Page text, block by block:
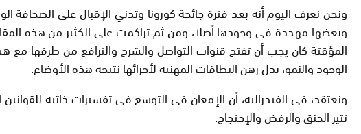
ونحن نعرف اليوم أنه بعد فترة جائحة كورونا وتدني الإقبال على
وبعضها مهددة في وجودها أصلا، ومن ثم تراكمت على الكثير من هذه
المؤقتة كان يجب أن تفتح قنوات التواصل والشرح والترافع من طرفها
الوجود والنمو، بدل رهن البطاقات المهنية لأجرائها نتيجة هذه الأوضاع.
ونعتقد، في الفيدرالية، أن الإمعان في التوسع في تفسيرات ذاتية
تثير الحنق والرفض والإحتجاج.